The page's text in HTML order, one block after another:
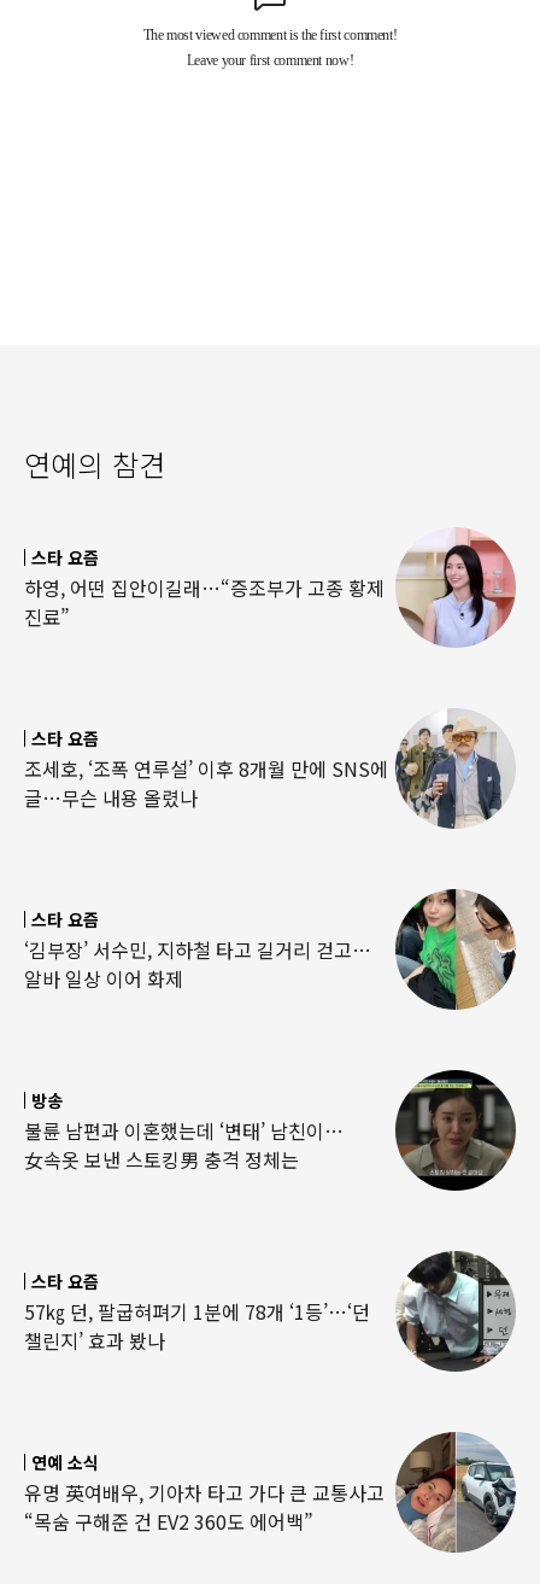
연예의 참견
스타 요즘
하영, 어떤 집안이길래…“증조부가 고종 황제
진료”
스타 요즘
조세호, ‘조폭 연루설’ 이후 8개월 만에 SNS에
글…무슨 내용 올렸나
스타 요즘
‘김부장’ 서수민, 지하철 타고 길거리 걷고…
알바 일상 이어 화제
방송
불륜 남편과 이혼했는데 ‘변태’ 남친이…
女속옷 보낸 스토킹男 충격 정체는
스타 요즘
57㎏ 던, 팔굽혀펴기 1분에 78개 ‘1등’…‘던
챌린지’ 효과 봤나
연예 소식
유명 英여배우, 기아차 타고 가다 큰 교통사고
“목숨 구해준 건 EV2 360도 에어백”